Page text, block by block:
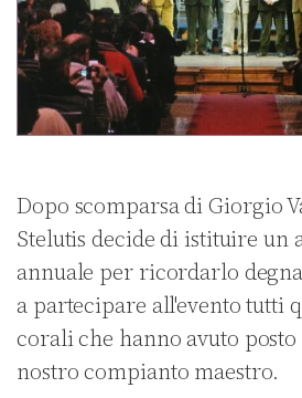
Dopo scomparsa di Giorgio
Stelutis decide di istituire un
annuale per ricordarlo
a partecipare all'evento tutti
corali che hanno avuto
nostro compianto maestro.